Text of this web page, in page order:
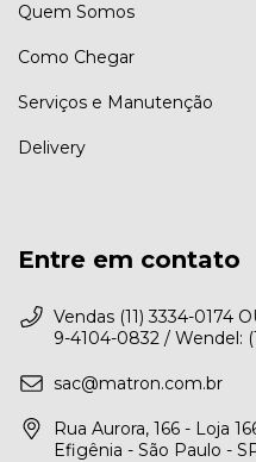
Quem Somos
Como Chegar
Serviços e Manutenção
Delivery
Entre em contato
Vendas (11) 3334-0174
9-4104-0832 / Wendel:
sac@matron.com.br
Rua Aurora, 166 - Loja
Efigênia - São Paulo -